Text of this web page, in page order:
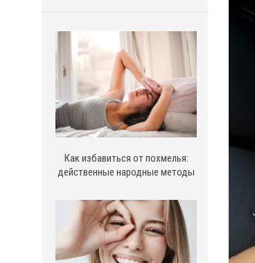
Как избавиться от похмелья:
действенные народные методы